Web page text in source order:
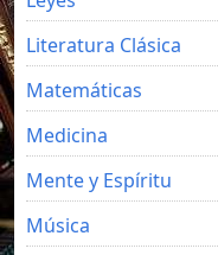
Literatura Clásica
Matemáticas
Medicina
Mente y Espíritu
Música